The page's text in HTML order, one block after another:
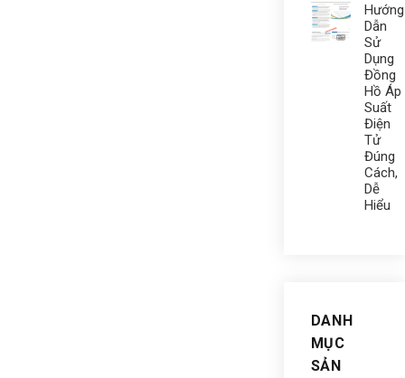
Hướng
Dẫn
Sử
Dụng
Đồng
Hồ Áp
Suất
Điện
Tử
Đúng
Cách,
Dễ
Hiểu
DANH
MỤC
SẢN